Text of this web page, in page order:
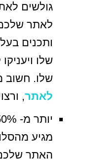
גולשים
לאתר
ותכנים
שלו
שלו. חשוב
לאתר,
מגיע
האתר